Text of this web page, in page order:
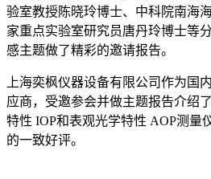
验室教授陈晓玲博士、中科院南海
家重点实验室研究员唐丹玲博士等
感主题做了精彩的邀请报告。
上海奕枫仪器设备有限公司作为国
应商，受邀参会并做主题报告介绍
特性 IOP和表观光学特性 AOP测量
的一致好评。